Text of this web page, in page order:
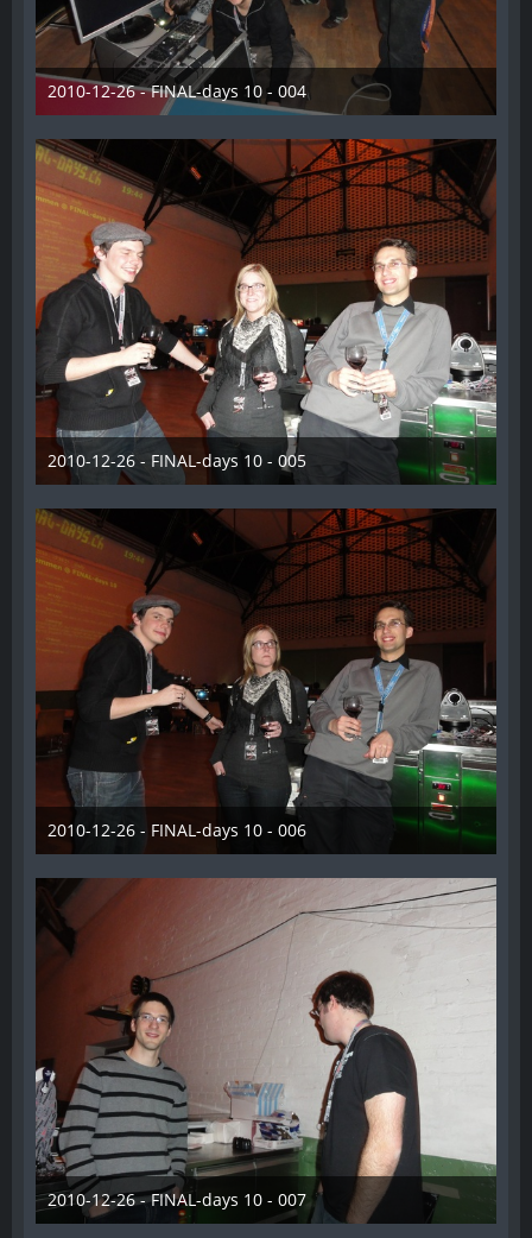
2010-12-26 - FINAL-days 10 - 004
28. Dezember 2012
2010-12-26 - FINAL-days 10 - 005
28. Dezember 2012
2010-12-26 - FINAL-days 10 - 006
28. Dezember 2012
2010-12-26 - FINAL-days 10 - 007
28. Dezember 2012